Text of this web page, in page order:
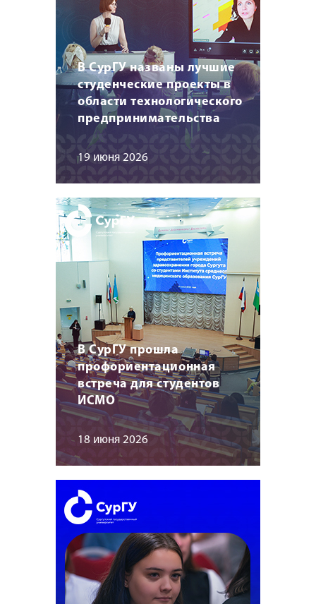
В СурГУ названы лучшие
студенческие проекты в
области технологического
предпринимательства
19 июня 2026
В СурГУ прошла
профориентационная
встреча для студентов
ИСМО
18 июня 2026